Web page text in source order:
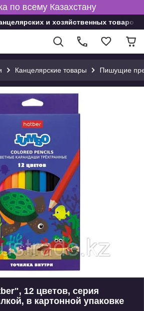
по всему Казахстану
и хозяйственных товаров
Канцелярские товары Пишущие
12 цветов, серия
в картонной упаковке